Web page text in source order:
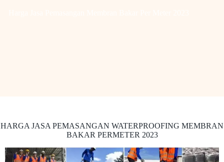
HARGA JASA PEMASANGAN WATERPROOFING MEMBRAN
BAKAR PERMETER 2023